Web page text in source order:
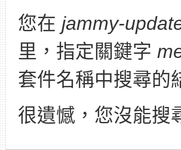
您在 jammy-
里，指定關鍵字
套件名稱中搜尋的
很遺憾，您沒能搜